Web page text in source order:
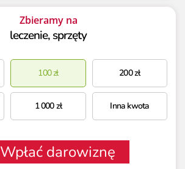
Zbieramy na
leczenie, sprzęty
100zł 200zł
1 000zł Inna kwota
Wpłać darowiznę